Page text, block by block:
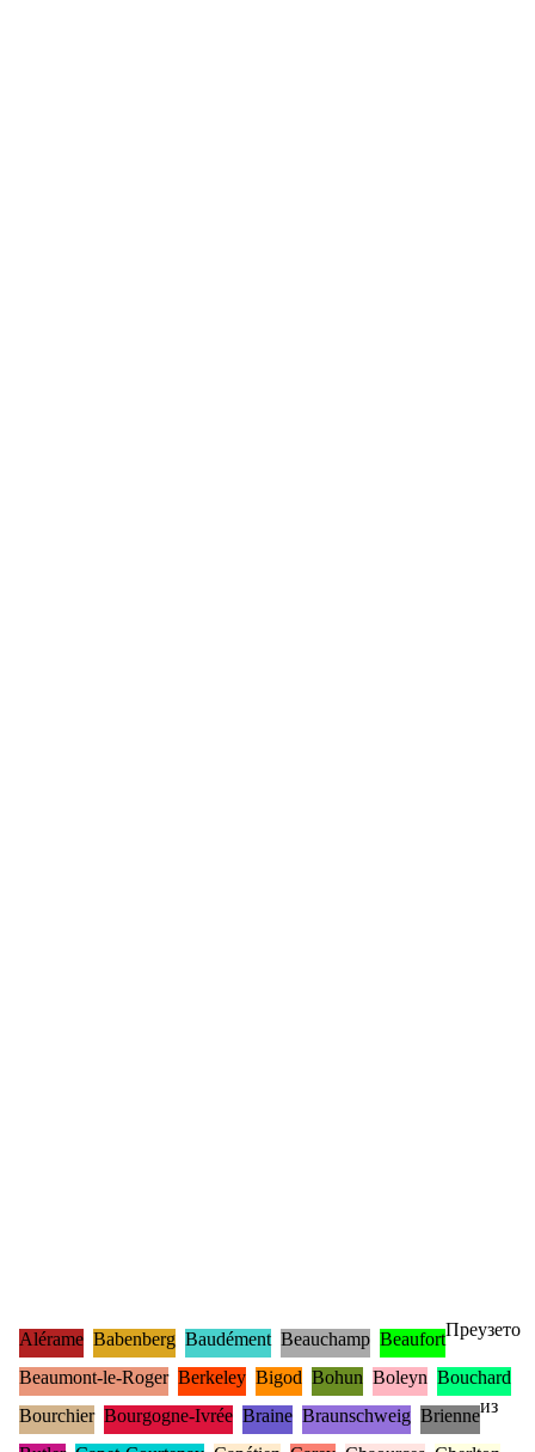
Alérame Babenberg Baudément Beauchamp Beaufort
Beaumont-le-Roger Berkeley Bigod Bohun Boleyn Bouchard
Bourchier Bourgogne-Ivrée Braine Braunschweig Brienne
Преузето
из